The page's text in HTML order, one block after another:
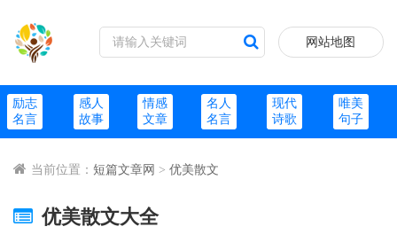
网站地图
励志
名言
感人
故事
情感
文章
名人
名言
现代
诗歌
唯美
句子
当前位置： 短篇文章网 > 优美散文
优美散文大全